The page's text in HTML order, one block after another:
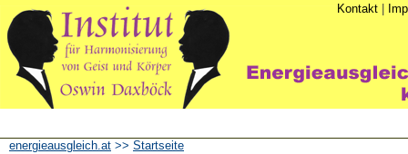
Kontakt
energieausgleich.at >> Startseite